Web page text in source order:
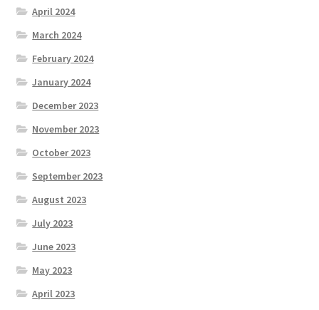
April 2024
March 2024
February 2024
January 2024
December 2023
November 2023
October 2023
September 2023
August 2023
July 2023
June 2023
May 2023
April 2023